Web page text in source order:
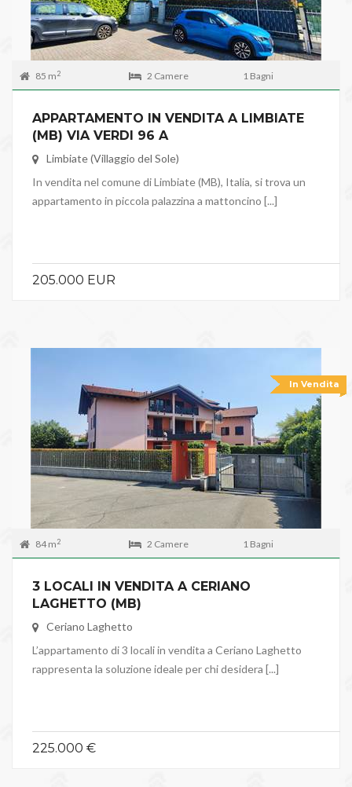
85 m2 2 Camere 1 Bagni
APPARTAMENTO IN VENDITA A LIMBIATE
(MB) VIA VERDI 96 A
Limbiate (Villaggio del Sole)
In vendita nel comune di Limbiate (MB), Italia, si trova un
appartamento in piccola palazzina a mattoncino [...]
205.000 EUR
In Vendita
84 m2 2 Camere 1 Bagni
3 LOCALI IN VENDITA A CERIANO
LAGHETTO (MB)
Ceriano Laghetto
L’appartamento di 3 locali in vendita a Ceriano Laghetto
rappresenta la soluzione ideale per chi desidera [...]
225.000 €